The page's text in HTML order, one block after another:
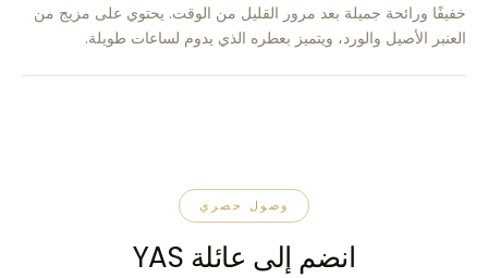
خفيفًا ورائحة جميلة بعد مرور القليل من الوقت. يحتوي على مزيج من
العنبر الأصيل والورد، ويتميز بعطره الذي يدوم لساعات طويلة.
وصول حصري
انضم إلى عائلة YAS